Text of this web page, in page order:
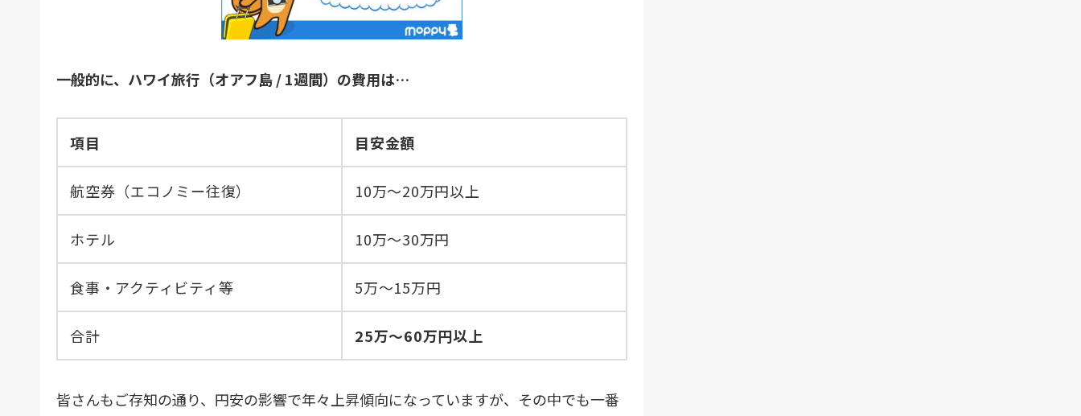
一般的に、ハワイ旅行（オアフ島 / 1週間）の費用は…
項目 目安金額
航空券（エコノミー往復） 10万～20万円以上
ホテル 10万～30万円
食事・アクティビティ等 5万～15万円
合計 25万～60万円以上
皆さんもご存知の通り、円安の影響で年々上昇傾向になっていますが、その中でも一番